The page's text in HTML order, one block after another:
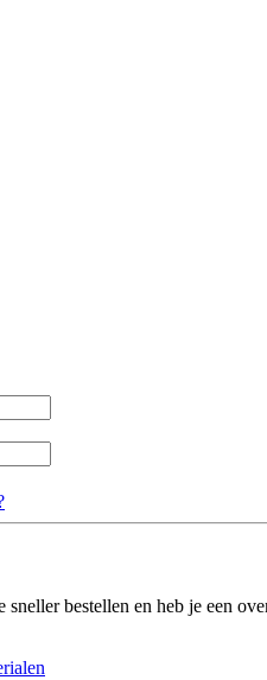
sneller bestellen en heb je een